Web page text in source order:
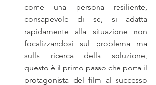
come una persona resiliente,
consapevole di se, si adatta
rapidamente alla situazione non
focalizzandosi sul problema ma
sulla ricerca della soluzione,
questo è il primo passo che porta il
protagonista del film al successo